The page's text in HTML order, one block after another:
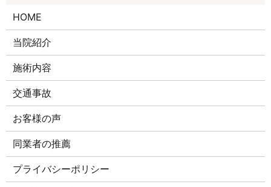
HOME
当院紹介
施術内容
交通事故
お客様の声
同業者の推薦
プライバシーポリシー